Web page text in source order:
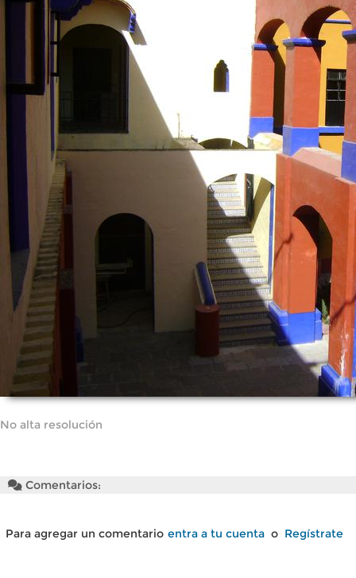
No alta resolución
Comentarios:
Para agregar un comentario entra a tu cuenta o Regístrate